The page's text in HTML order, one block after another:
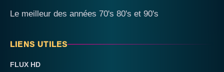
Le meilleur des années 70's 80's et 90's
LIENS UTILES
FLUX HD